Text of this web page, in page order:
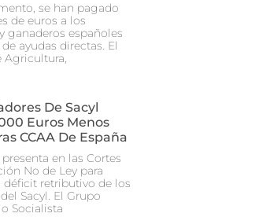
se han pagado
de euros a los
ganaderos españoles
ayudas directas. El
Agricultura,
De Sacyl
Euros Menos
CCAA De España
presenta en las Cortes
No de Ley para
déficit retributivo de los
Sacyl. El Grupo
Socialista